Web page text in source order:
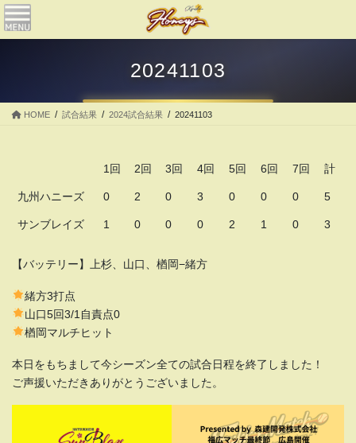
コ
ン
テ
ナ
ビ
ゲ
20241103
HOME 試合結果 2024試合結果 20241103
1回 2回 3回 4回 5回 6回 7回 計
九州ハニーズ 0 2 0 3 0 0 0 5
サンブレイズ 1 0 0 0 2 1 0 3
【バッテリー】上杉、山口、楢岡−緒方
緒方3打点
山口5回3/1自責点0
楢岡マルチヒット
本日をもちまして今シーズン全ての試合日程を終了しました！
ご声援いただきありがとうございました。